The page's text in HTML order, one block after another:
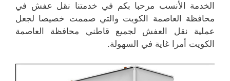
الخدمة الأنسب مرحبا بكم في خدمتنا نقل عفش في
محافظة العاصمة الكويت والتي صممت خصيصا لجعل
عملية نقل العفش لجميع قاطني محافظة العاصمة
الكويت أمرا غاية في السهولة.